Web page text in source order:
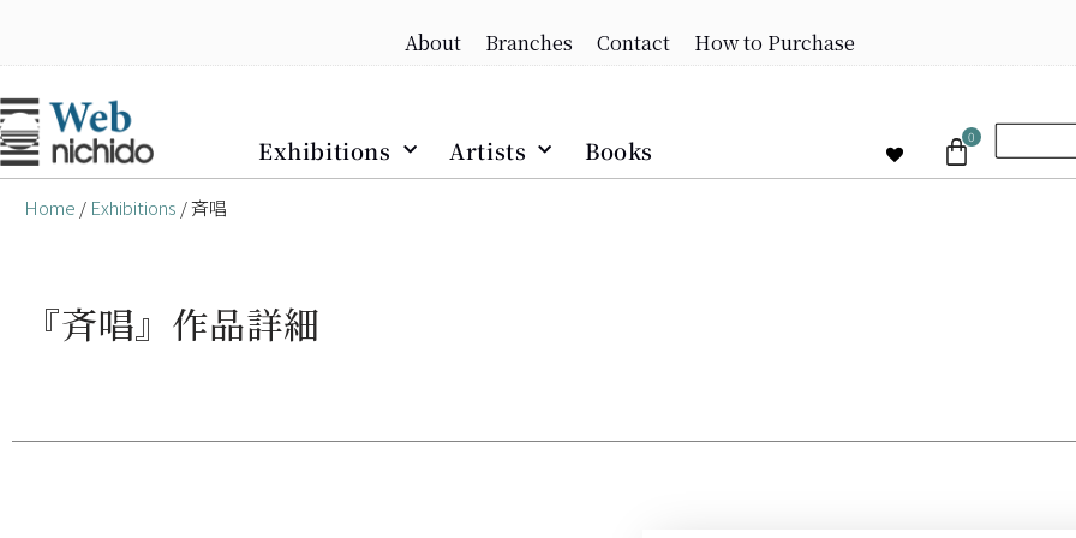
Skip
to
content
About Branches Contact How to Purchase
Exhibitions Artists Books 0
Home / Exhibitions / 斉唱
『斉唱』作品詳細